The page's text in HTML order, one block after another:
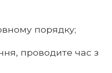
порядку;
проводите час з